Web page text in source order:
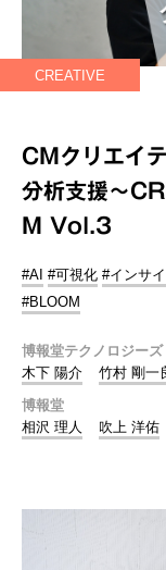
CREATIVE
CMクリエイ
分析支援～
M Vol.3
#AI #可視化 #インサイ
#BLOOM
博報堂テクノロジーズ
木下 陽介
竹村 剛一
博報堂
相沢 理人
吹上 洋佑